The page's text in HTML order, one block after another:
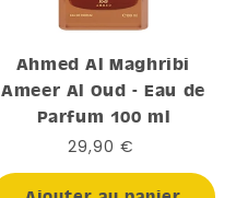
Ahmed Al Maghribi
Ameer Al Oud - Eau de
Parfum 100 ml
Prix
habituel
29,90 €